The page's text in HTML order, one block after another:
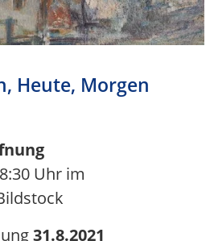
Heute, Morgen
Uhr im
31.8.2021